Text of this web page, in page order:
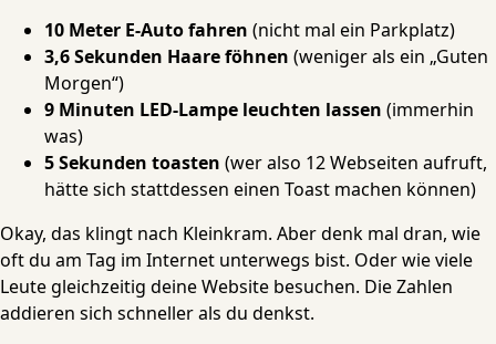
10 Meter E-Auto fahren (nicht mal ein Parkplatz)
3,6 Sekunden Haare föhnen (weniger als ein „Guten
Morgen“)
9 Minuten LED-Lampe leuchten lassen (immerhin
was)
5 Sekunden toasten (wer also 12 Webseiten aufruft,
hätte sich stattdessen einen Toast machen können)
Okay, das klingt nach Kleinkram. Aber denk mal dran, wie
oft du am Tag im Internet unterwegs bist. Oder wie viele
Leute gleichzeitig deine Website besuchen. Die Zahlen
addieren sich schneller als du denkst.